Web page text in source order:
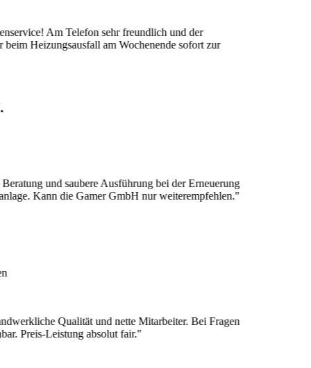
Am Telefon sehr freundlich und der
am Wochenende sofort zur
und saubere Ausführung bei der Erneuerung
Kann die Gamer GmbH nur weiterempfehlen."
Qualität und nette Mitarbeiter. Bei Fragen
Leistung absolut fair."